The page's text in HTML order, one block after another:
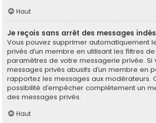
Haut
Je reçois sans arrêt des messages
Vous pouvez supprimer automatiquement
privés d’un membre en utilisant les filtres
paramètres de votre messagerie privée. Si
messages privés abusifs d’un membre en
rapportez les messages aux modérateurs.
possibilité d’empêcher complètement un
des messages privés.
Haut